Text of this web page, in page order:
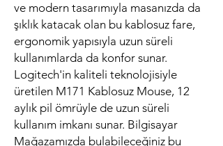
ve modern tasarımıyla masanızda da
şıklık katacak olan bu kablosuz fare,
ergonomik yapısıyla uzun süreli
kullanımlarda da konfor sunar.
Logitech'in kaliteli teknolojisiyle
üretilen M171 Kablosuz Mouse, 12
aylık pil ömrüyle de uzun süreli
kullanım imkanı sunar. Bilgisayar
Mağazamızda bulabileceğiniz bu